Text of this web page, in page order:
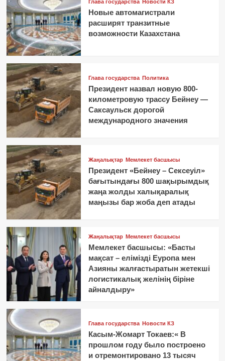
Глава государства Новости КЗ
Новые автомагистрали
расширят транзитные
возможности Казахстана
Глава государства Политика
Президент назвал новую 800-
километровую трассу Бейнеу —
Саксаульск дорогой
международного значения
Жаңалықтар Мемлекет басшысы
Президент «Бейнеу – Сексеуіл»
бағытындағы 800 шақырымдық
жаңа жолды халықаралық
маңызы бар жоба деп атады
Жаңалықтар Мемлекет басшысы
Мемлекет басшысы: «Басты
мақсат – елімізді Еуропа мен
Азияны жалғастыратын жетекші
логистикалық желінің біріне
айналдыру»
Глава государства Новости КЗ
Касым-Жомарт Токаев:« В
прошлом году было построено
и отремонтировано 13 тысяч